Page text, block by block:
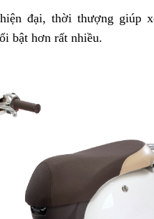
đại, thời thượng giúp
bật hơn rất nhiều.